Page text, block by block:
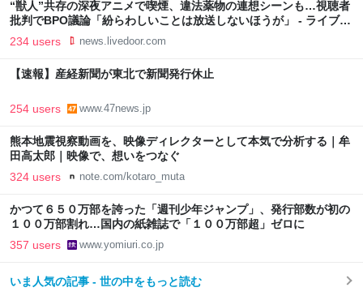
“獣人”共存の深夜アニメで喫煙、違法薬物の連想シーンも…視聴者
批判でBPO議論「紛らわしいことは放送しないほうが」 - ライブド
アニュース
234 users news.livedoor.com
【速報】産経新聞が東北で新聞発行休止
254 users www.47news.jp
熊本地震視察動画を、映像ディレクターとして本気で分析する｜牟
田高太郎｜映像で、想いをつなぐ
324 users note.com/kotaro_muta
かつて６５０万部を誇った「週刊少年ジャンプ」、発行部数が初の
１００万部割れ…国内の紙雑誌で「１００万部超」ゼロに
357 users www.yomiuri.co.jp
いま人気の記事 - 世の中をもっと読む